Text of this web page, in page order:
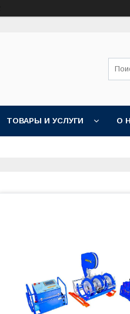
ТОВАРЫ И УСЛУГИ О